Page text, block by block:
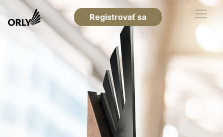
Registrovať sa